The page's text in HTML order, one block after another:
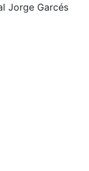
Jorge Garcés